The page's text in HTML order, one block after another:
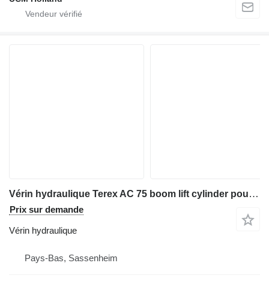
Vérin hydraulique Terex AC 75 boom lift cylinder pour grue mobile
Prix sur demande
Vérin hydraulique
Pays-Bas, Sassenheim